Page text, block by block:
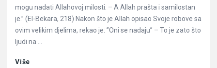
mogu nadati Allahovoj milosti. – A Allah prašta i samilostan
je.” (El-Bekara, 218) Nakon što je Allah opisao Svoje robove sa
ovim velikim djelima, rekao je: ”Oni se nadaju” – To je zato što
ljudi na ...
Više